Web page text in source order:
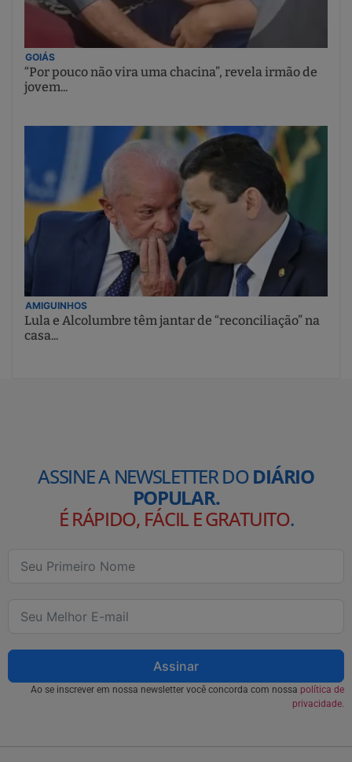
GOIÁS
“Por pouco não vira uma chacina”, revela irmão de
jovem...
AMIGUINHOS
Lula e Alcolumbre têm jantar de “reconciliação” na
casa...
ASSINE A NEWSLETTER DODIÁRIO
POPULAR.
É RÁPIDO, FÁCIL E GRATUITO.
Assinar
Ao se inscrever em nossa newsletter você concorda com nossa política de
privacidade.